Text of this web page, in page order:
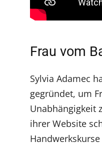
Frau vom
Sylvia Adamec
gegründet, um
Unabhängigkeit
ihrer Website